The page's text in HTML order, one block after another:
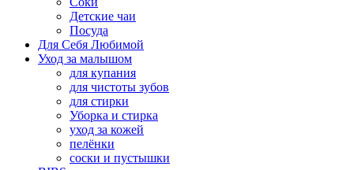
Детские чаи
Посуда
Для Себя Любимой
Уход за малышом
для купания
для чистоты зубов
для стирки
Уборка и стирка
уход за кожей
пелёнки
соски и пустышки